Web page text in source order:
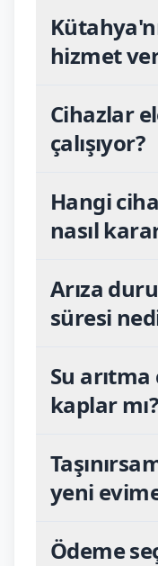
hizmet
Cihazlar
çalışıyor?
Hangi
nasıl
Arıza
süresi
Su arıtma
kaplar mı?
yeni
Ödeme